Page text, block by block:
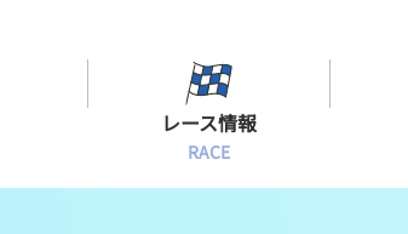
レース情報
RACE